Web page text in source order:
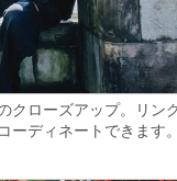
クローズアップ。リン
ーディネートできます